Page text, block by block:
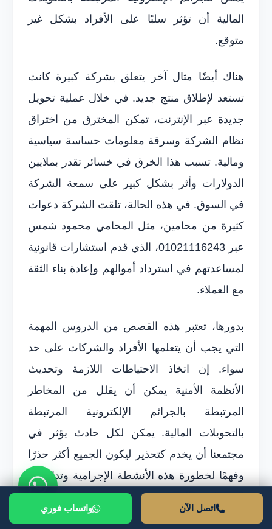
المالية أن تؤثر سلبًا على الأفراد بشكل غير
متوقع.
هناك أيضًا مثال آخر يتعلق بشركة كبيرة كانت
تستعد لإطلاق منتج جديد. في خلال عملية تحويل
جديدة عبر الإنترنت، تمكن المخترق من اختراق
نظام الشركة وسرقة معلومات حساسة سياسية
ومالية. تسبب هذا الخرق في خسائر تقدر بملايين
الدولارات وأثر بشكل كبير على سمعة الشركة
في السوق. في هذه الحالة، تلقت الشركة دعوات
كثيرة من محامين، مثل المحامي محمود شمس
عبر 01021116243، الذي قدم استشارات قانونية
لمساعدتهم في استرداد أموالهم وإعادة بناء الثقة
مع العملاء.
بدورها، تعتبر هذه القصص من الدروس المهمة
التي يجب أن يتعلمها الأفراد والشركات على حد
سواء. إن اتخاذ الاحتياطات اللازمة وتحديث
الأنظمة الأمنية يمكن أن يقلل من المخاطر
المرتبطة بالجرائم الإلكترونية المرتبطة
بالتحويلات المالية. يمكن لكل حادث يؤثر في
مجتمعنا أن يخدم كتحذير ليكون الجميع أكثر حذرًا
وفهمًا لخطورة هذه الأنشطة الإجرامية وتداعياتها
الاقتصادية والقانونية.
اتصل الآن واتساب فوري